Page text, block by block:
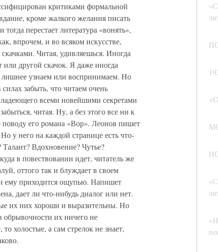
критиками формальной
кроме жалкого желания писать
перестает литература «вонять»,
впрочем, и во всяком искусстве,
Читая, удивляешься. Иногда
или другой скачок. Я даже иногда
узнаем или воспринимаем. Но
забыть, что читаем очень
всеми новейшими секретами
читая. Ну, а без этого все ни к
его романа «Вор». Леонов пишет
у него на каждой странице есть что-
Вдохновение? Чутье?
в повествовании идет, читатель же
оттого так и блуждает в своем
ему приходится ощупью. Напишет
дает ли что-нибудь диалог или нет.
их них хороши и выразительны. Но
их ничего не
холостые, а сам стрелок не знает,